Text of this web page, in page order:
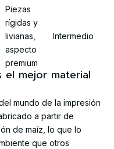
Piezas
rígidas y
livianas,
aspecto
premium
Intermedio
el mejor material
mundo de la impresión
a partir de
de maíz, lo que lo
que otros